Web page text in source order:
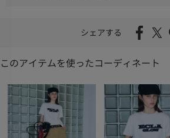
シェアする
このアイテムを使ったコーディネート